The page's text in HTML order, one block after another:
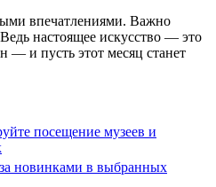
впечатлениями. Важно
настоящее искусство — это
— и пусть этот месяц станет
посещение музеев и
новинками в выбранных